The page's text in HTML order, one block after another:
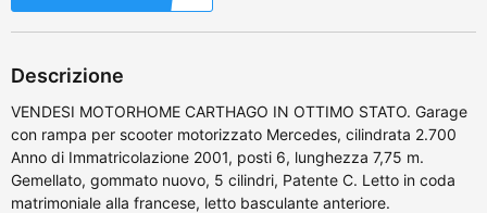
Descrizione
VENDESI MOTORHOME CARTHAGO IN OTTIMO STATO. Garage
con rampa per scooter motorizzato Mercedes, cilindrata 2.700
Anno di Immatricolazione 2001, posti 6, lunghezza 7,75 m.
Gemellato, gommato nuovo, 5 cilindri, Patente C. Letto in coda
matrimoniale alla francese, letto basculante anteriore.